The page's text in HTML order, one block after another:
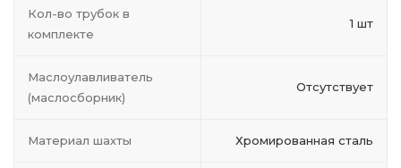
Кол-во трубок в
комплекте
1 шт
Маслоулавливатель
(маслосборник)
Отсутствует
Материал шахты Хромированная сталь